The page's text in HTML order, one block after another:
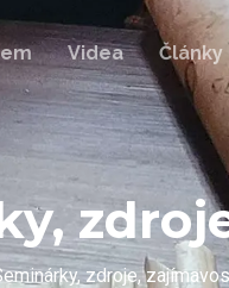
Videa Články
zdroje,